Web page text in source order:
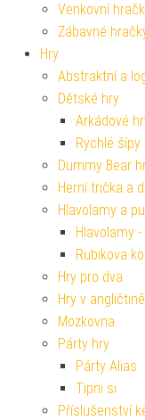
Venkovní
Zábavné
Hry
Abstraktní a
Dětské hry
Arkádové
Rychlé šípy
Dummy Bear
Herní trička a
Hlavolamy a
Hlavolamy
Rubikova
Hry pro dva
Hry v angličtině
Mozkovna
Párty hry
Párty Alias
Tipni si
Příslušenství